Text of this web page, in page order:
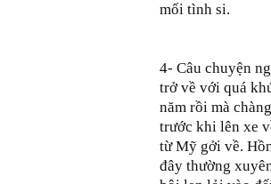
mối tình si.
4- Câu chuyện
trở về với quá
năm rồi mà
trước khi lên xe
từ Mỹ gởi về.
đây thường